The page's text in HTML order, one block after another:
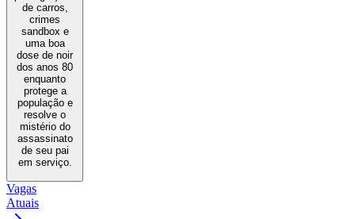
de carros,
crimes
sandbox e
uma boa
dose de noir
dos anos 80
enquanto
protege a
população e
resolve o
mistério do
assassinato
de seu pai
em serviço.
Vagas
Atuais